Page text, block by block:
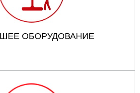
ОБОРУДОВАНИЕ